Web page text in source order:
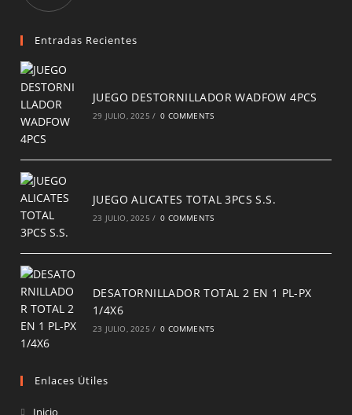
Entradas Recientes
JUEGO DESTORNILLADOR WADFOW 4PCS
29 JULIO, 2025 / 0 COMMENTS
JUEGO ALICATES TOTAL 3PCS S.S.
23 JULIO, 2025 / 0 COMMENTS
DESATORNILLADOR TOTAL 2 EN 1 PL-PX
1/4X6
23 JULIO, 2025 / 0 COMMENTS
Enlaces Útiles
Inicio